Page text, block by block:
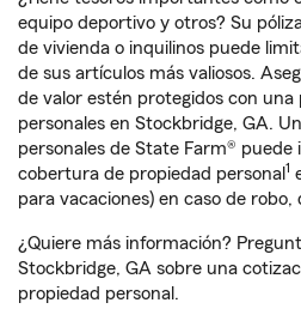
equipo deportivo y otros? Su
de vivienda o inquilinos puede
de sus artículos más valiosos.
de valor estén protegidos con una
personales en Stockbridge, GA.
personales de State Farm®
cobertura de propiedad personal 1
para vacaciones) en caso de
¿Quiere más información?
Stockbridge, GA sobre una
propiedad personal.